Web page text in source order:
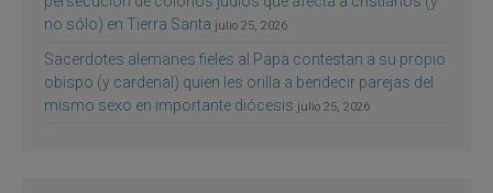
no sólo) en Tierra Santa julio 25, 2026
Sacerdotes alemanes fieles al Papa contestan a su propio
obispo (y cardenal) quien les orilla a bendecir parejas del
mismo sexo en importante diócesis julio 25, 2026